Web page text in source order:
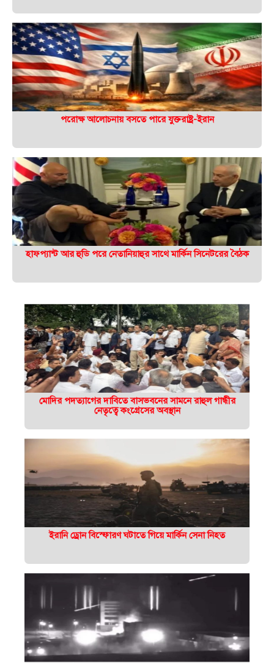
পরোক্ষ আলোচনায় বসতে পারে যুক্তরাষ্ট্র-ইরান
হাফপ্যান্ট আর হুডি পরে নেতানিয়াহুর সাথে মার্কিন সিনেটরের বৈঠক
মোদির পদত্যাগের দাবিতে বাসভবনের সামনে রাহুল গান্ধীর
নেতৃত্বে কংগ্রেসের অবস্থান
ইরানি ড্রোন বিস্ফোরণ ঘটাতে গিয়ে মার্কিন সেনা নিহত